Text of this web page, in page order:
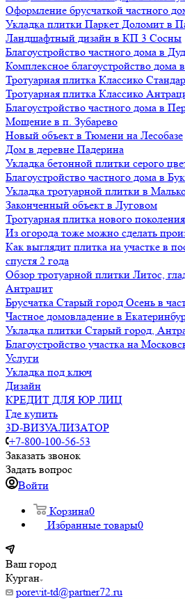
Оформление брусчаткой частного
Укладка плитки Паркет Доломит в
Ландшафтный дизайн в КП 3 Сосны
Благоустройство частного дома в
Комплексное благоустройство дома
Тротуарная плитка Классико
Тротуарная плитка Классико
Благоустройство частного дома в
Мощение в п. Зубарево
Новый объект в Тюмени на Лесобазе
Дом в деревне Падерина
Укладка бетонной плитки серого
Благоустройство частного дома в
Укладка тротуарной плитки в
Законченный объект в Луговом
Тротуарная плитка нового поколения
Из огорода тоже можно сделать
Как выглядит плитка на участке в
спустя 2 года
Обзор тротуарной плитки Литос,
Антрацит
Брусчатка Старый город Осень в
Частное домовладение в
Укладка плитки Старый город,
Благоустройство участка на
Услуги
Укладка под ключ
Дизайн
КРЕДИТ ДЛЯ ЮР ЛИЦ
Где купить
3D-ВИЗУАЛИЗАТОР
+7-800-100-56-53
Заказать звонок
Задать вопрос
Войти
Корзина0
Избранные товары0
Ваш город
Курган
porevit-td@partner72.ru